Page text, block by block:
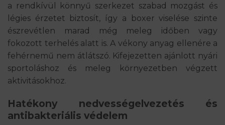
a rendkívül könnyű szerkezet szabad mozgást és
légies érzetet biztosít, így a boxer viselése szinte
észrevétlen marad még meleg időben vagy
fokozott terhelés alatt is. A vékony anyag ellenére a
fehérnemű nem átlátszó. Kifejezetten ajánlott nyári
sportoláshoz és meleg környezetben végzett
aktivitásokhoz.
Hatékony nedvességelvezetés és
antibakteriális védelem